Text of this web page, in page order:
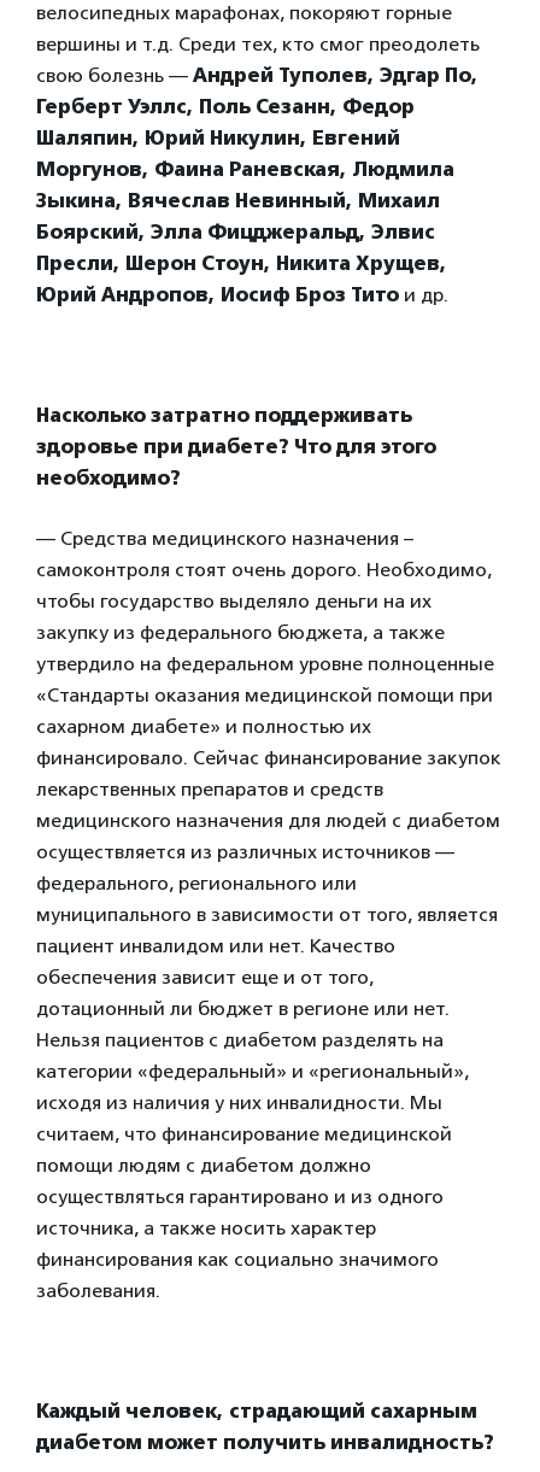
велосипедных марафонах, покоряют горные
вершины и т.д. Среди тех, кто смог преодолеть
свою болезнь — Андрей Туполев, Эдгар По,
Герберт Уэллс, Поль Сезанн, Федор
Шаляпин, Юрий Никулин, Евгений
Моргунов, Фаина Раневская, Людмила
Зыкина, Вячеслав Невинный, Михаил
Боярский, Элла Фицджеральд, Элвис
Пресли, Шерон Стоун, Никита Хрущев,
Юрий Андропов, Иосиф Броз Тито и др.
Насколько затратно поддерживать
здоровье при диабете? Что для этого
необходимо?
— Средства медицинского назначения –
самоконтроля стоят очень дорого. Необходимо,
чтобы государство выделяло деньги на их
закупку из федерального бюджета, а также
утвердило на федеральном уровне полноценные
«Стандарты оказания медицинской помощи при
сахарном диабете» и полностью их
финансировало. Сейчас финансирование закупок
лекарственных препаратов и средств
медицинского назначения для людей с диабетом
осуществляется из различных источников —
федерального, регионального или
муниципального в зависимости от того, является
пациент инвалидом или нет. Качество
обеспечения зависит еще и от того,
дотационный ли бюджет в регионе или нет.
Нельзя пациентов с диабетом разделять на
категории «федеральный» и «региональный»,
исходя из наличия у них инвалидности. Мы
считаем, что финансирование медицинской
помощи людям с диабетом должно
осуществляться гарантировано и из одного
источника, а также носить характер
финансирования как социально значимого
заболевания.
Каждый человек, страдающий сахарным
диабетом может получить инвалидность?